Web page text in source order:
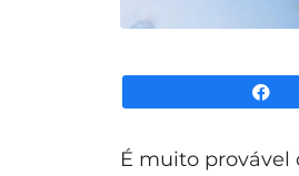
É muito